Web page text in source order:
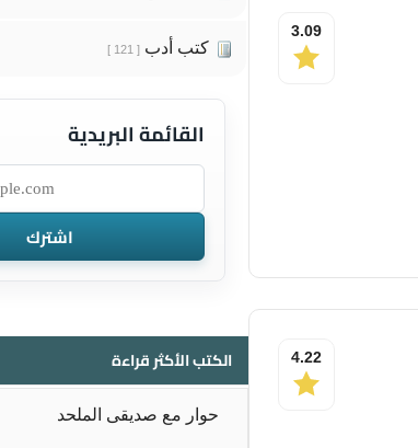
3.09
4.22
كتب أدب [ 121 ]
القائمة البريدية
الكتب الأكثر قراءة
حوار مع صديقى الملحد